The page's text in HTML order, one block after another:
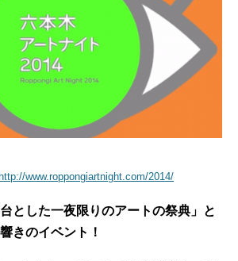
http://www.roppongiartnight.com/2014/
とした一夜限りのアートの祭典」と
きのイベント！